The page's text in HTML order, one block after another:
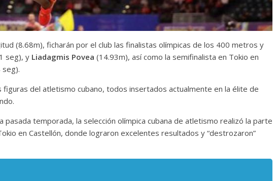
(8.68m), ficharán por el club las finalistas olímpicas de los 400 metros y
seg), y Liadagmis Povea (14.93m), así como la semifinalista en Tokio en
seg).
del atletismo cubano, todos insertados actualmente en la élite de
pasada temporada, la selección olímpica cubana de atletismo realizó la parte
en Castellón, donde lograron excelentes resultados y “destrozaron”